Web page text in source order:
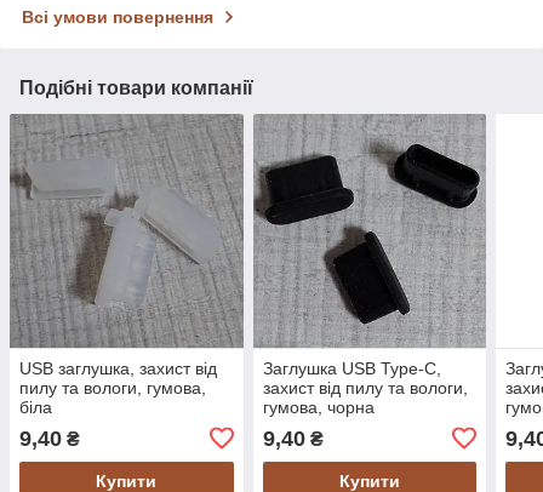
Всі умови повернення
Подібні товари компанії
USB заглушка, захист від
пилу та вологи, гумова,
біла
9,40 ₴
Купити
Заглушка USB Type-C,
захист від пилу та вологи,
гумова, чорна
9,40₴
Купити